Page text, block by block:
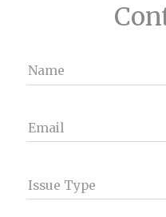
Name
Email
Issue Type